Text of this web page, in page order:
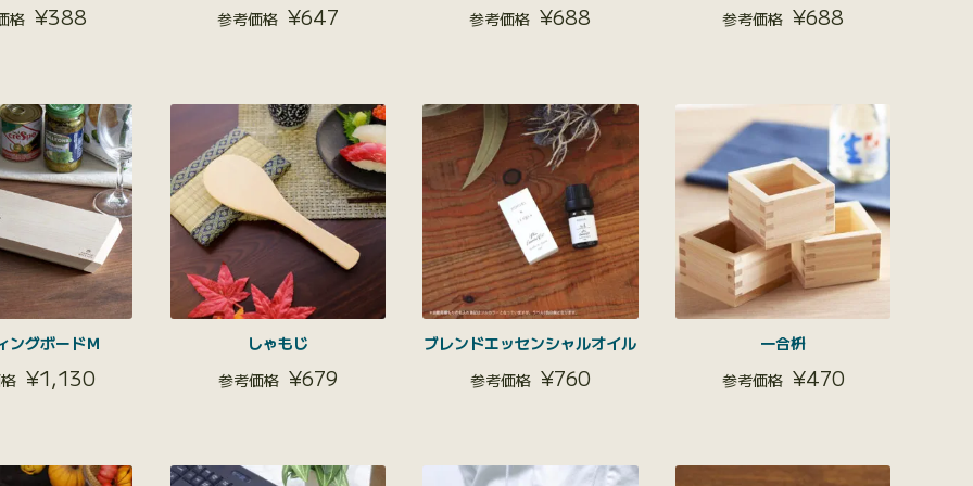
¥388 ¥647 ¥688 ¥688
ングボードＭ
¥1,130
しゃもじ
¥679
ブレンドエッセンシャルオイル
¥760
一合枡
¥470